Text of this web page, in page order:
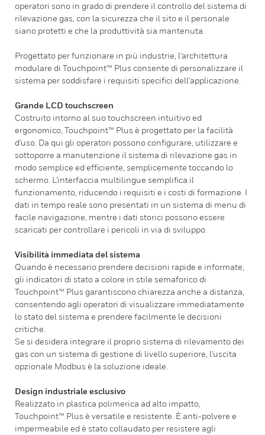
operatori sono in grado di prendere il controllo del sistema di
rilevazione gas, con la sicurezza che il sito e il personale
siano protetti e che la produttività sia mantenuta.
Progettato per funzionare in più industrie, l'architettura
modulare di Touchpoint™ Plus consente di personalizzare il
sistema per soddisfare i requisiti specifici dell'applicazione.
Grande LCD touchscreen
Costruito intorno al suo touchscreen intuitivo ed
ergonomico, Touchpoint™ Plus è progettato per la facilità
d'uso. Da qui gli operatori possono configurare, utilizzare e
sottoporre a manutenzione il sistema di rilevazione gas in
modo semplice ed efficiente, semplicemente toccando lo
schermo. L'interfaccia multilingue semplifica il
funzionamento, riducendo i requisiti e i costi di formazione. I
dati in tempo reale sono presentati in un sistema di menu di
facile navigazione, mentre i dati storici possono essere
scaricati per controllare i pericoli in via di sviluppo.
Visibilità immediata del sistema
Quando è necessario prendere decisioni rapide e informate,
gli indicatori di stato a colore in stile semaforico di
Touchpoint™ Plus garantiscono chiarezza anche a distanza,
consentendo agli operatori di visualizzare immediatamente
lo stato del sistema e prendere facilmente le decisioni
critiche.
Se si desidera integrare il proprio sistema di rilevamento dei
gas con un sistema di gestione di livello superiore, l'uscita
opzionale Modbus è la soluzione ideale.
Design industriale esclusivo
Realizzato in plastica polimerica ad alto impatto,
Touchpoint™ Plus è versatile e resistente. È anti-polvere e
impermeabile ed è stato collaudato per resistere agli